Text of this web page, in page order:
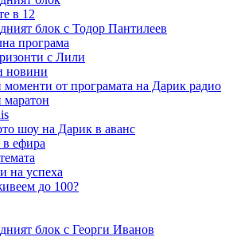
в 12
блок с Тодор Пантилеев
програма
с Лили
новини
моменти от програмата на Дарик радио
маратон
шоу на Дарик в аванс
ефира
на успеха
до 100?
блок с Георги Иванов